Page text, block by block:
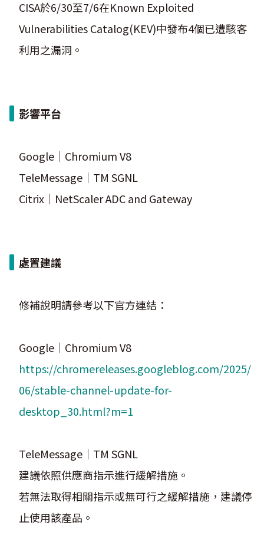
CISA於6/30至7/6在Known Exploited
Vulnerabilities Catalog(KEV)中發布4個已遭駭客
利用之漏洞。
影響平台
Google｜Chromium V8
TeleMessage｜TM SGNL
Citrix｜NetScaler ADC and Gateway
處置建議
修補說明請參考以下官方連結：
Google｜Chromium V8
https://chromereleases.googleblog.com/2025/
06/stable-channel-update-for-
desktop_30.html?m=1
TeleMessage｜TM SGNL
建議依照供應商指示進行緩解措施。
若無法取得相關指示或無可行之緩解措施，建議停
止使用該產品。